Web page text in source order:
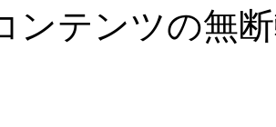
ンテンツの無